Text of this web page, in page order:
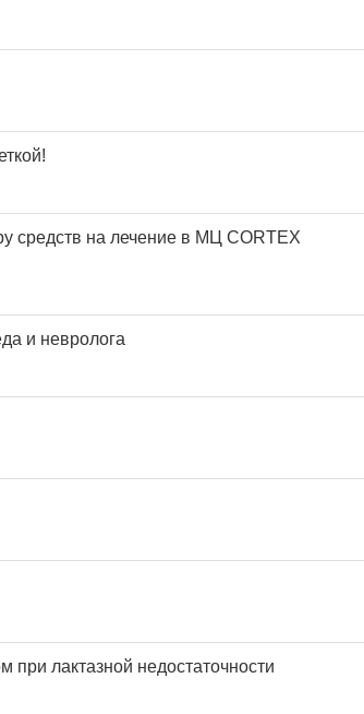
средств на лечение в МЦ CORTEX
и невролога
при лактазной недостаточности